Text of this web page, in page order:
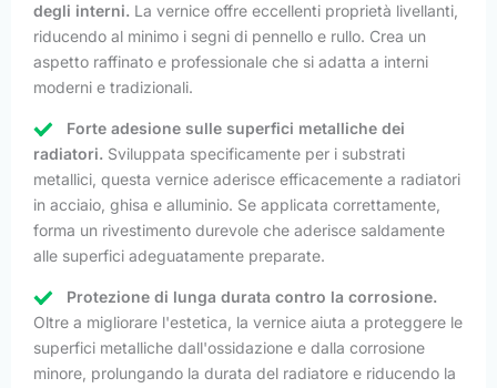
degli interni. La vernice offre eccellenti proprietà livellanti,
riducendo al minimo i segni di pennello e rullo. Crea un
aspetto raffinato e professionale che si adatta a interni
moderni e tradizionali.
Forte adesione sulle superfici metalliche dei
radiatori. Sviluppata specificamente per i substrati
metallici, questa vernice aderisce efficacemente a radiatori
in acciaio, ghisa e alluminio. Se applicata correttamente,
forma un rivestimento durevole che aderisce saldamente
alle superfici adeguatamente preparate.
Protezione di lunga durata contro la corrosione.
Oltre a migliorare l'estetica, la vernice aiuta a proteggere le
superfici metalliche dall'ossidazione e dalla corrosione
minore, prolungando la durata del radiatore e riducendo la